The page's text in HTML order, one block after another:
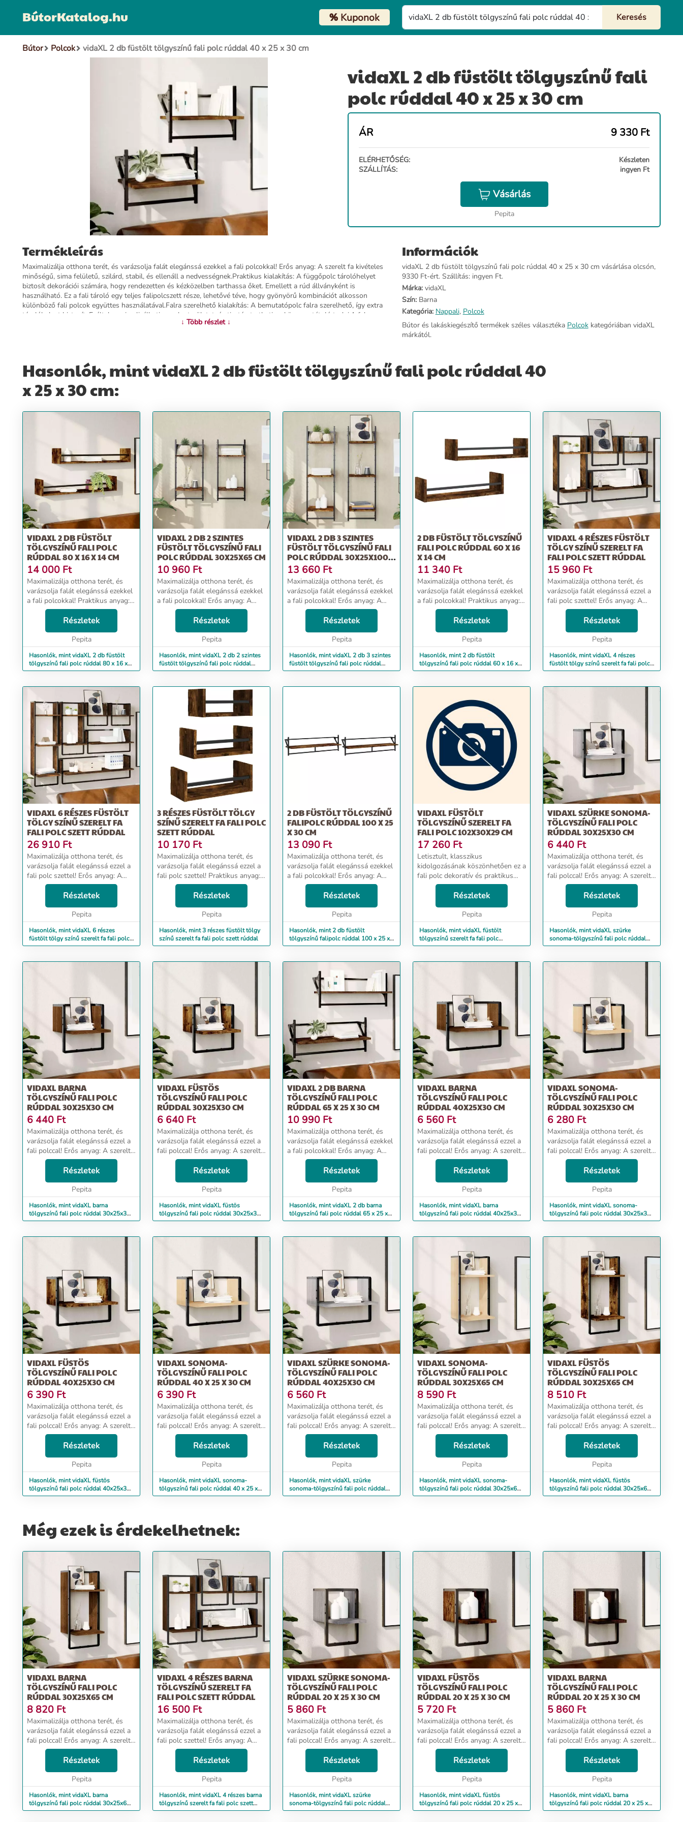
BútorKatalog.hu %Kuponok
Bútor Polcok vidaXL 2 db füstölt tölgyszínű fali polc rúddal 40 x 25 x 30 cm
vidaXL 2 db füstölt tölgyszínű fali
polc rúddal 40 x 25 x 30 cm
ÁR 9 330 Ft
ELÉRHETŐSÉG:
Készleten
SZÁLLÍTÁS:
ingyen Ft
Vásárlás
Pepita
Termékleírás
Maximalizálja otthona terét, és varázsolja falát elegánssá ezekkel a fali polcokkal! Erős anyag: A szerelt fa kivételes
minőségű, sima felületű, szilárd, stabil, és ellenáll a nedvességnek.Praktikus kialakítás: A függőpolc tárolóhelyet
biztosít dekorációi számára, hogy rendezetten és kézközelben tarthassa őket. Emellett a rúd állványként is
használható. Ez a fali tároló egy teljes falipolcszett része, lehetővé téve, hogy gyönyörű kombinációt alkosson
különböző fali polcok együttes használatával.Falra szerelhető kialakítás: A bemutatópolc falra szerelhető, így extra
tárolóhelyet biztosít. Ezáltal maximalizálhatja az alapterületet, és tisztán tarthatja a környezetét. Jó tudni:A falon
belüli csavar(ok) és dugó(k) nem alaptartozékok. Keressen és használjon a falának megfelelő csavar(oka)t és
További információ>>
↓ Több részlet ↓
Információk
vidaXL 2 db füstölt tölgyszínű fali polc rúddal 40 x 25 x 30 cm vásárlása olcsón,
9330 Ft-ért. Szállítás: ingyen Ft.
Márka:vidaXL
Szín:Barna
Kategória: Nappali, Polcok
Bútor és lakáskiegészítő termékek széles választéka Polcokkategóriában vidaXL
márkától.
Hasonlók, mint vidaXL 2 db füstölt tölgyszínű fali polc rúddal 40
x 25 x 30 cm:
VIDAXL 2 DB FÜSTÖLT
TÖLGYSZÍNŰ FALI POLC
RÚDDAL 80 X 16 X 14 CM
14 000 Ft
Maximalizálja otthona terét, és
varázsolja falát elegánssá ezekkel
a fali polcokkal! Praktikus anyag:
A szerelt fa kivételes minőségű,
sima felületű, szilárd, stabil, és
ellenáll a nedvességnek. Ezek ...
Részletek
Pepita
Hasonlók, mint vidaXL 2 db füstölt
tölgyszínű fali polc rúddal 80 x 16 x
14 cm
VIDAXL 2 DB 2 SZINTES
FÜSTÖLT TÖLGYSZÍNŰ FALI
POLC RÚDDAL 30X25X65 CM
10 960 Ft
Maximalizálja otthona terét, és
varázsolja falát elegánssá ezekkel
a fali polcokkal! Erős anyag: A
szerelt fa kivételes minőségű,
sima felületű, szilárd, stabil, és
ellenáll a nedvességnek.Praktikus
Részletek
Pepita
Hasonlók, mint vidaXL 2 db 2 szintes
füstölt tölgyszínű fali polc rúddal
30x25x65 cm
VIDAXL 2 DB 3 SZINTES
FÜSTÖLT TÖLGYSZÍNŰ FALI
POLC RÚDDAL 30X25X100
CM
13 660 Ft
Maximalizálja otthona terét, és
varázsolja falát elegánssá ezekkel
a fali polcokkal! Erős anyag: A
szerelt fa kivételes minőségű,
sima felületű, szilárd, stabil, és
ellenáll a nedvességnek.Praktikus
Részletek
Pepita
Hasonlók, mint vidaXL 2 db 3 szintes
füstölt tölgyszínű fali polc rúddal
30x25x100 cm
2 DB FÜSTÖLT TÖLGYSZÍNŰ
FALI POLC RÚDDAL 60 X 16
X 14 CM
11 340 Ft
Maximalizálja otthona terét, és
varázsolja falát elegánssá ezekkel
a fali polcokkal! Praktikus anyag:
A szerelt fa kivételes minőségű,
sima felületű, szilárd, stabil, és
ellenáll a nedvességnek. Ezek ...
Részletek
Pepita
Hasonlók, mint 2 db füstölt
tölgyszínű fali polc rúddal 60 x 16 x
14 cm
VIDAXL 4 RÉSZES FÜSTÖLT
TÖLGY SZÍNŰ SZERELT FA
FALI POLC SZETT RÚDDAL
15 960 Ft
Maximalizálja otthona terét, és
varázsolja falát elegánssá ezzel a
fali polc szettel! Erős anyag: A
szerelt fa kivételes minőségű,
sima felületű, szilárd, stabil, és
ellenáll a nedvességnek.Praktikus
Részletek
Pepita
Hasonlók, mint vidaXL 4 részes
füstölt tölgy színű szerelt fa fali polc
szett rúddal
VIDAXL 6 RÉSZES FÜSTÖLT
TÖLGY SZÍNŰ SZERELT FA
FALI POLC SZETT RÚDDAL
26 910 Ft
Maximalizálja otthona terét, és
varázsolja falát elegánssá ezzel a
fali polc szettel! Erős anyag: A
szerelt fa kivételes minőségű,
sima felületű, szilárd, stabil, és
ellenáll a nedvességnek.Praktikus
Részletek
Pepita
Hasonlók, mint vidaXL 6 részes
füstölt tölgy színű szerelt fa fali polc
szett rúddal
3 RÉSZES FÜSTÖLT TÖLGY
SZÍNŰ SZERELT FA FALI POLC
SZETT RÚDDAL
10 170 Ft
Maximalizálja otthona terét, és
varázsolja falát elegánssá ezzel a
fali polc szettel! Praktikus anyag:
A szerelt fa kivételes minőségű,
sima felületű, szilárd, stabil, és
ellenáll a nedvességnek. Ezek...
Részletek
Pepita
Hasonlók, mint 3 részes füstölt tölgy
színű szerelt fa fali polc szett rúddal
2 DB FÜSTÖLT TÖLGYSZÍNŰ
FALIPOLC RÚDDAL 100 X 25
X 30 CM
13 090 Ft
Maximalizálja otthona terét, és
varázsolja falát elegánssá ezekkel
a fali polcokkal! Erős anyag: A
szerelt fa kivételes minőségű,
sima felületű, szilárd, stabil, és
ellenáll a nedvességnek.Praktikus
Részletek
Pepita
Hasonlók, mint 2 db füstölt
tölgyszínű falipolc rúddal 100 x 25 x
30 cm
VIDAXL FÜSTÖLT
TÖLGYSZÍNŰ SZERELT FA
FALI POLC 102X30X29 CM
17 260 Ft
Letisztult, klasszikus
kidolgozásának köszönhetően ez a
fali polc dekoratív és praktikus
kiegészítője lesz otthonának. Erős
anyag: A szerelt fa kivételes
minőségű, sima felületű, szilárd,
Részletek
Pepita
Hasonlók, mint vidaXL füstölt
tölgyszínű szerelt fa fali polc
102x30x29 cm
VIDAXL SZÜRKE SONOMA-
TÖLGYSZÍNŰ FALI POLC
RÚDDAL 30X25X30 CM
6 440 Ft
Maximalizálja otthona terét, és
varázsolja falát elegánssá ezzel a
fali polccal! Erős anyag: A szerelt
fa kivételes minőségű, sima
felületű, szilárd, stabil, és ellenáll
a nedvességnek.Praktikus kiala...
Részletek
Pepita
Hasonlók, mint vidaXL szürke
sonoma-tölgyszínű fali polc rúddal
30x25x30 cm
VIDAXL BARNA
TÖLGYSZÍNŰ FALI POLC
RÚDDAL 30X25X30 CM
6 440 Ft
Maximalizálja otthona terét, és
varázsolja falát elegánssá ezzel a
fali polccal! Erős anyag: A szerelt
fa kivételes minőségű, sima
felületű, szilárd, stabil, és ellenáll
a nedvességnek.Praktikus kiala...
Részletek
Pepita
Hasonlók, mint vidaXL barna
tölgyszínű fali polc rúddal 30x25x30
cm
VIDAXL FÜSTÖS
TÖLGYSZÍNŰ FALI POLC
RÚDDAL 30X25X30 CM
6 640 Ft
Maximalizálja otthona terét, és
varázsolja falát elegánssá ezzel a
fali polccal! Erős anyag: A szerelt
fa kivételes minőségű, sima
felületű, szilárd, stabil, és ellenáll
a nedvességnek.Praktikus kiala...
Részletek
Pepita
Hasonlók, mint vidaXL füstös
tölgyszínű fali polc rúddal 30x25x30
cm
VIDAXL 2 DB BARNA
TÖLGYSZÍNŰ FALI POLC
RÚDDAL 65 X 25 X 30 CM
10 990 Ft
Maximalizálja otthona terét, és
varázsolja falát elegánssá ezekkel
a fali polcokkal! Erős anyag: A
szerelt fa kivételes minőségű,
sima felületű, szilárd, stabil, és
ellenáll a nedvességnek.Praktikus
Részletek
Pepita
Hasonlók, mint vidaXL 2 db barna
tölgyszínű fali polc rúddal 65 x 25 x
30 cm
VIDAXL BARNA
TÖLGYSZÍNŰ FALI POLC
RÚDDAL 40X25X30 CM
6 560 Ft
Maximalizálja otthona terét, és
varázsolja falát elegánssá ezzel a
fali polccal! Erős anyag: A szerelt
fa kivételes minőségű, sima
felületű, szilárd, stabil, és ellenáll
a nedvességnek.Praktikus kiala...
Részletek
Pepita
Hasonlók, mint vidaXL barna
tölgyszínű fali polc rúddal 40x25x30
cm
VIDAXL SONOMA-
TÖLGYSZÍNŰ FALI POLC
RÚDDAL 30X25X30 CM
6 280 Ft
Maximalizálja otthona terét, és
varázsolja falát elegánssá ezzel a
fali polccal! Erős anyag: A szerelt
fa kivételes minőségű, sima
felületű, szilárd, stabil, és ellenáll
a nedvességnek.Praktikus kiala...
Részletek
Pepita
Hasonlók, mint vidaXL sonoma-
tölgyszínű fali polc rúddal 30x25x30
cm
VIDAXL FÜSTÖS
TÖLGYSZÍNŰ FALI POLC
RÚDDAL 40X25X30 CM
6 390 Ft
Maximalizálja otthona terét, és
varázsolja falát elegánssá ezzel a
fali polccal! Erős anyag: A szerelt
fa kivételes minőségű, sima
felületű, szilárd, stabil, és ellenáll
a nedvességnek.Praktikus kiala...
Részletek
Pepita
Hasonlók, mint vidaXL füstös
tölgyszínű fali polc rúddal 40x25x30
cm
VIDAXL SONOMA-
TÖLGYSZÍNŰ FALI POLC
RÚDDAL 40 X 25 X 30 CM
6 390 Ft
Maximalizálja otthona terét, és
varázsolja falát elegánssá ezzel a
fali polccal! Erős anyag: A szerelt
fa kivételes minőségű, sima
felületű, szilárd, stabil, és ellenáll
a nedvességnek.Praktikus kiala...
Részletek
Pepita
Hasonlók, mint vidaXL sonoma-
tölgyszínű fali polc rúddal 40 x 25 x
30 cm
VIDAXL SZÜRKE SONOMA-
TÖLGYSZÍNŰ FALI POLC
RÚDDAL 40X25X30 CM
6 560 Ft
Maximalizálja otthona terét, és
varázsolja falát elegánssá ezzel a
fali polccal! Erős anyag: A szerelt
fa kivételes minőségű, sima
felületű, szilárd, stabil, és ellenáll
a nedvességnek.Praktikus kiala...
Részletek
Pepita
Hasonlók, mint vidaXL szürke
sonoma-tölgyszínű fali polc rúddal
40x25x30 cm
VIDAXL SONOMA-
TÖLGYSZÍNŰ FALI POLC
RÚDDAL 30X25X65 CM
8 590 Ft
Maximalizálja otthona terét, és
varázsolja falát elegánssá ezzel a
fali polccal! Erős anyag: A szerelt
fa kivételes minőségű, sima
felületű, szilárd, stabil, és ellenáll
a nedvességnek.Praktikus kiala...
Részletek
Pepita
Hasonlók, mint vidaXL sonoma-
tölgyszínű fali polc rúddal 30x25x65
cm
VIDAXL FÜSTÖS
TÖLGYSZÍNŰ FALI POLC
RÚDDAL 30X25X65 CM
8 510 Ft
Maximalizálja otthona terét, és
varázsolja falát elegánssá ezzel a
fali polccal! Erős anyag: A szerelt
fa kivételes minőségű, sima
felületű, szilárd, stabil, és ellenáll
a nedvességnek.Praktikus kiala...
Részletek
Pepita
Hasonlók, mint vidaXL füstös
tölgyszínű fali polc rúddal 30x25x65
cm
Még ezek is érdekelhetnek:
VIDAXL BARNA
TÖLGYSZÍNŰ FALI POLC
RÚDDAL 30X25X65 CM
8 820 Ft
Maximalizálja otthona terét, és
varázsolja falát elegánssá ezzel a
fali polccal! Erős anyag: A szerelt
fa kivételes minőségű, sima
felületű, szilárd, stabil, és ellenáll
a nedvességnek.Praktikus kiala...
Részletek
Pepita
Hasonlók, mint vidaXL barna
tölgyszínű fali polc rúddal 30x25x65
cm
VIDAXL 4 RÉSZES BARNA
TÖLGYSZÍNŰ SZERELT FA
FALI POLC SZETT RÚDDAL
16 500 Ft
Maximalizálja otthona terét, és
varázsolja falát elegánssá ezzel a
fali polc szettel! Erős anyag: A
szerelt fa kivételes minőségű,
sima felületű, szilárd, stabil, és
ellenáll a nedvességnek.Praktikus
Részletek
Pepita
Hasonlók, mint vidaXL 4 részes barna
tölgyszínű szerelt fa fali polc szett
rúddal
VIDAXL SZÜRKE SONOMA-
TÖLGYSZÍNŰ FALI POLC
RÚDDAL 20 X 25 X 30 CM
5 860 Ft
Maximalizálja otthona terét, és
varázsolja falát elegánssá ezzel a
fali polccal! Erős anyag: A szerelt
fa kivételes minőségű, sima
felületű, szilárd, stabil, és ellenáll
a nedvességnek.Praktikus kiala...
Részletek
Pepita
Hasonlók, mint vidaXL szürke
sonoma-tölgyszínű fali polc rúddal
20 x 25 x 30 cm
VIDAXL FÜSTÖS
TÖLGYSZÍNŰ FALI POLC
RÚDDAL 20 X 25 X 30 CM
5 720 Ft
Maximalizálja otthona terét, és
varázsolja falát elegánssá ezzel a
fali polccal! Erős anyag: A szerelt
fa kivételes minőségű, sima
felületű, szilárd, stabil, és ellenáll
a nedvességnek.Praktikus kiala...
Részletek
Pepita
Hasonlók, mint vidaXL füstös
tölgyszínű fali polc rúddal 20 x 25 x
30 cm
VIDAXL BARNA
TÖLGYSZÍNŰ FALI POLC
RÚDDAL 20 X 25 X 30 CM
5 860 Ft
Maximalizálja otthona terét, és
varázsolja falát elegánssá ezzel a
fali polccal! Erős anyag: A szerelt
fa kivételes minőségű, sima
felületű, szilárd, stabil, és ellenáll
a nedvességnek.Praktikus kiala...
Részletek
Pepita
Hasonlók, mint vidaXL barna
tölgyszínű fali polc rúddal 20 x 25 x
30 cm